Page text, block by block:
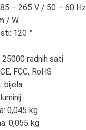
85 – 265 V / 50 – 60 Hz
/ W
120 °
25000 radnih sati
FCC, RoHS
bijela
0,045 kg
0,055 kg